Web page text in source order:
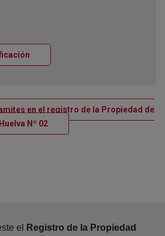
en el registro de la Propiedad de
Huelva Nº 02 Ventana nueva
el
Registro de la Propiedad